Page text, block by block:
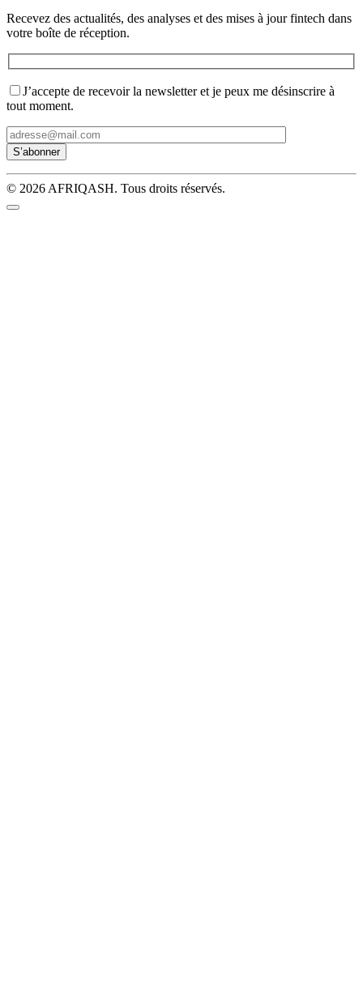
Recevez des actualités, des analyses et des mises à jour fintech dans
votre boîte de réception.
J’accepte de recevoir la newsletter et je peux me désinscrire à
tout moment.
© 2026 AFRIQASH. Tous droits réservés.